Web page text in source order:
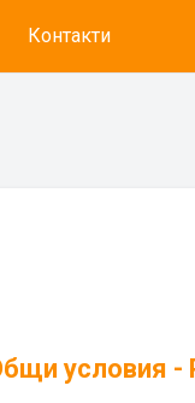
Контакти
условия -